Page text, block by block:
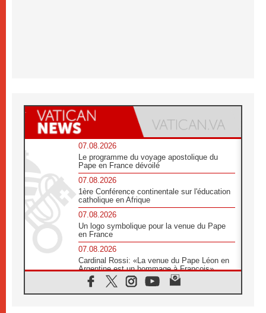
07.08.2026
Le programme du voyage apostolique du
Pape en France dévoilé
07.08.2026
1ère Conférence continentale sur l'éducation
catholique en Afrique
07.08.2026
Un logo symbolique pour la venue du Pape
en France
07.08.2026
Cardinal Rossi: «La venue du Pape Léon en
Argentine est un hommage à François»
07.08.2026
Hiroshima et Nagasaki, 81 ans après,